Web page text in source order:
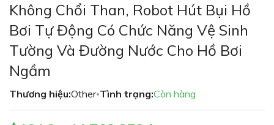
thư
hình
ảnh
Không Chổi Than, Robot Hút Bụi Hồ
Bơi Tự Động Có Chức Năng Vệ Sinh
Tường Và Đường Nước Cho Hồ Bơi
Ngầm
Thương hiệu:Other•Tình trạng:Còn hàng